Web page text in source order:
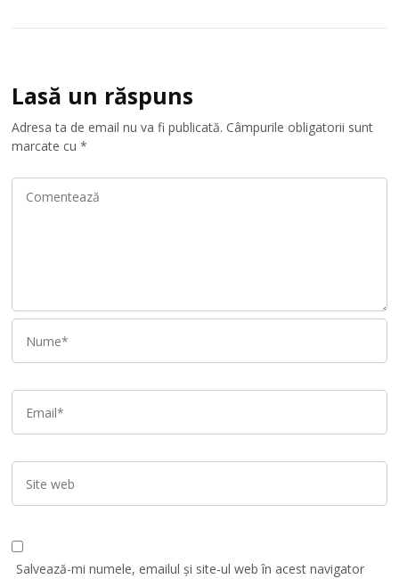
Lasă un răspuns
Adresa ta de email nu va fi publicată. Câmpurile obligatorii sunt
marcate cu*
Salvează-mi numele, emailul și site-ul web în acest navigator